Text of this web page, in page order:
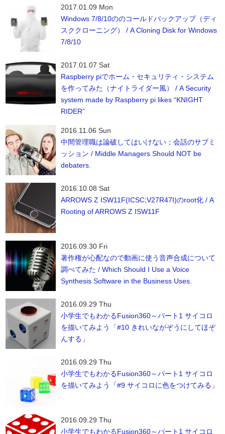
2017.01.09 Mon
Windows 7/8/10ののコールドバックアップ（ディ
スククローニング） / A Cloning Disk for Windows
7/8/10
2017.01.07 Sat
Raspberry piでホーム・セキュリティ・システム
を作ってみた（ナイトライダー風） / A Security
system made by Raspberry pi likes “KNIGHT
RIDER”
2016.11.06 Sun
中間管理職は論破してはいけない；会話のサブミ
ッション / Middle Managers Should NOT be
debaters.
2016.10.08 Sat
ARROWS Z ISW11F(ICSC;V27R47I)のroot化 / A
Rooting of ARROWS Z ISW11F
2016.09.30 Fri
著作権が心配なので動画に使う音声合成について
調べてみた / Which Should I Use a Voice
Synthesis Software in the Business Uses.
2016.09.29 Thu
小学生でもわかるFusion360～パート1 サイコロ
を描いてみよう「#10 きれいながぞうにしてほぞ
んする」
2016.09.29 Thu
小学生でもわかるFusion360～パート1 サイコロ
を描いてみよう「#9 サイコロに色をつけてみる」
2016.09.29 Thu
小学生でもわかるFusion360～パート1 サイコロ